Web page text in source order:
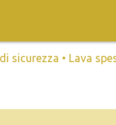
sicurezza • Lava